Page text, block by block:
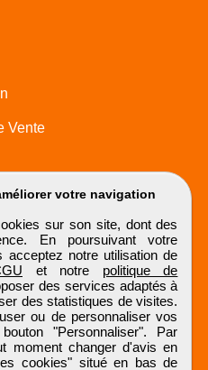
votre navigation
sur son site, dont des
En poursuivant votre
notre utilisation de
et notre politique de
des services adaptés à
des statistiques de visites.
ou de personnaliser vos
"Personnaliser". Par
moment changer d'avis en
cookies" situé en bas de
Vente